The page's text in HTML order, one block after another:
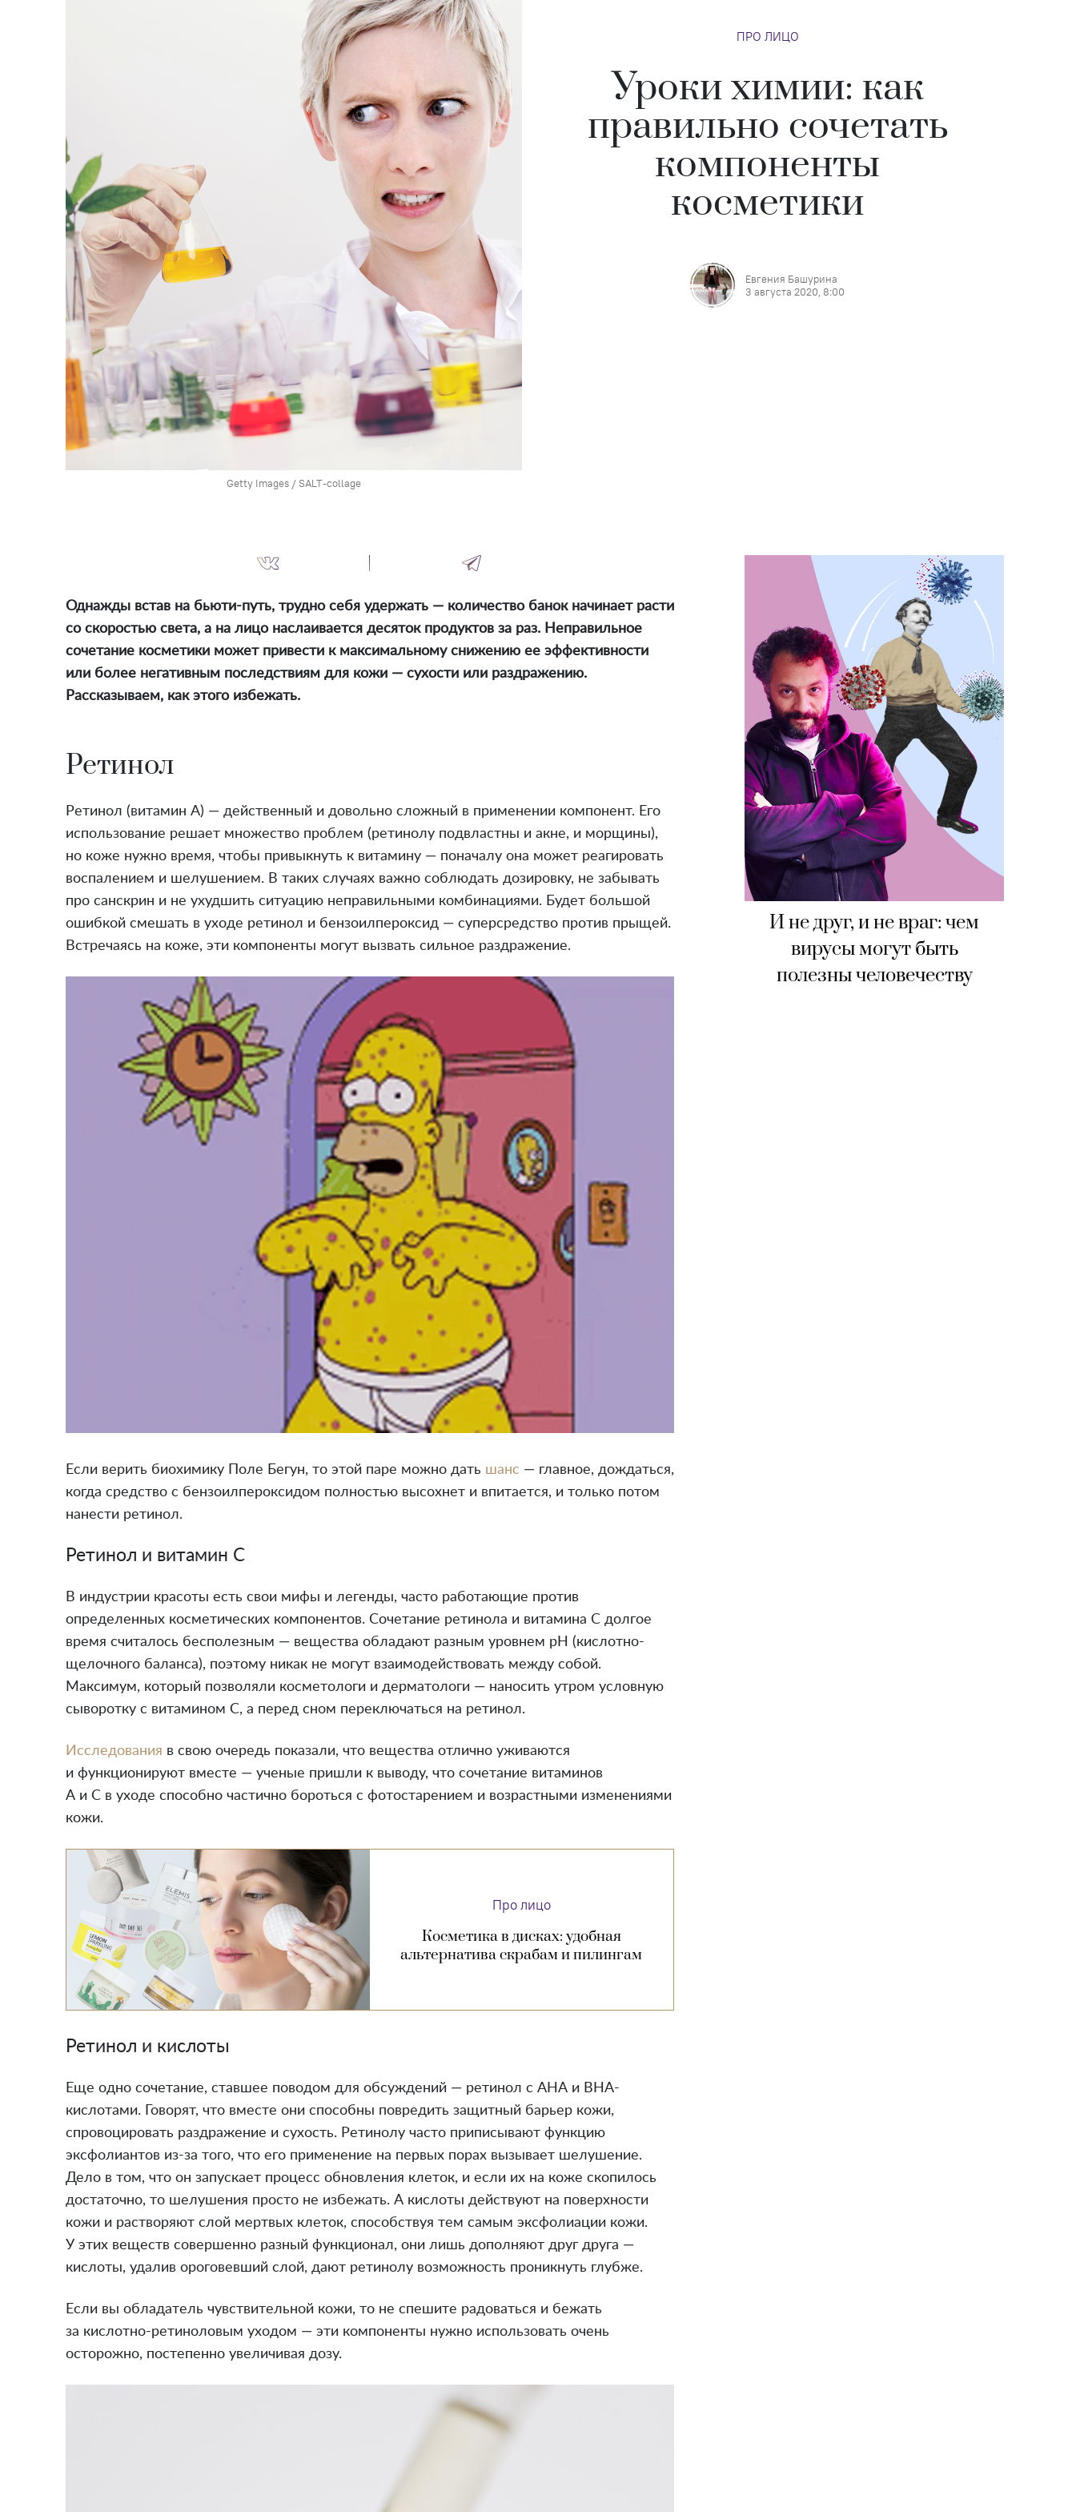
Уроки химии: как
правильно сочетать
компоненты
косметики
ПРО ЛИЦО
Евгения Башурина
3 августа 2020, 8:00
Getty Images / SALT-collage
И не друг, и не враг: чем
вирусы могут быть
полезны человечеству
Однажды встав на бьюти-путь, трудно себя удержать — количество банок начинает расти
со скоростью света, а на лицо наслаивается десяток продуктов за раз. Неправильное
сочетание косметики может привести к максимальному снижению ее эффективности
или более негативным последствиям для кожи — сухости или раздражению.
Рассказываем, как этого избежать.
Ретинол
Ретинол (витамин А) — действенный и довольно сложный в применении компонент. Его
использование решает множество проблем (ретинолу подвластны и акне, и морщины),
но коже нужно время, чтобы привыкнуть к витамину — поначалу она может реагировать
воспалением и шелушением. В таких случаях важно соблюдать дозировку, не забывать
про санскрин и не ухудшить ситуацию неправильными комбинациями. Будет большой
ошибкой смешать в уходе ретинол и бензоилпероксид — суперсредство против прыщей.
Встречаясь на коже, эти компоненты могут вызвать сильное раздражение.
Если верить биохимику Поле Бегун, то этой паре можно дать шанс — главное, дождаться,
когда средство с бензоилпероксидом полностью высохнет и впитается, и только потом
нанести ретинол.
Ретинол и витамин С
В индустрии красоты есть свои мифы и легенды, часто работающие против
определенных косметических компонентов. Сочетание ретинола и витамина С долгое
время считалось бесполезным — вещества обладают разным уровнем pH (кислотно-
щелочного баланса), поэтому никак не могут взаимодействовать между собой.
Максимум, который позволяли косметологи и дерматологи — наносить утром условную
сыворотку с витамином С, а перед сном переключаться на ретинол.
Исследования в свою очередь показали, что вещества отлично уживаются
и функционируют вместе — ученые пришли к выводу, что сочетание витаминов
А и С в уходе способно частично бороться с фотостарением и возрастными изменениями
кожи.
Про лицо
Косметика в дисках: удобная
альтернатива скрабам и пилингам
Ретинол и кислоты
Еще одно сочетание, ставшее поводом для обсуждений — ретинол с АНА и ВНА-
кислотами. Говорят, что вместе они способны повредить защитный барьер кожи,
спровоцировать раздражение и сухость. Ретинолу часто приписывают функцию
эксфолиантов из-за того, что его применение на первых порах вызывает шелушение.
Дело в том, что он запускает процесс обновления клеток, и если их на коже скопилось
достаточно, то шелушения просто не избежать. А кислоты действуют на поверхности
кожи и растворяют слой мертвых клеток, способствуя тем самым эксфолиации кожи.
У этих веществ совершенно разный функционал, они лишь дополняют друг друга —
кислоты, удалив ороговевший слой, дают ретинолу возможность проникнуть глубже.
Если вы обладатель чувствительной кожи, то не спешите радоваться и бежать
за кислотно-ретиноловым уходом — эти компоненты нужно использовать очень
осторожно, постепенно увеличивая дозу.